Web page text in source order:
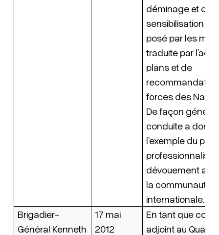
déminage et
sensibilisation
posé par les
traduite par
plans et de
forces des
De façon
conduite a
l’exemple du
dévouement au
la communauté
internationale.
Brigadier-
Général Kenneth
17 mai
2012
En tant que
adjoint au